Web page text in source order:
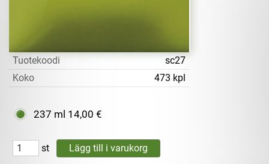
Tuotekoodi
sc27
Koko
473 kpl
237 ml 14,00 €
st